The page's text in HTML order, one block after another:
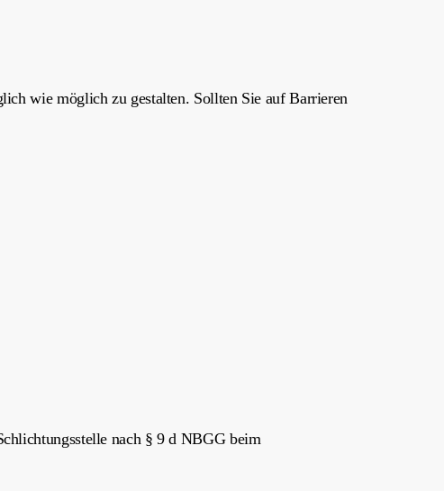
wie möglich zu gestalten. Sollten Sie auf Barrieren
nach § 9 d NBGG beim